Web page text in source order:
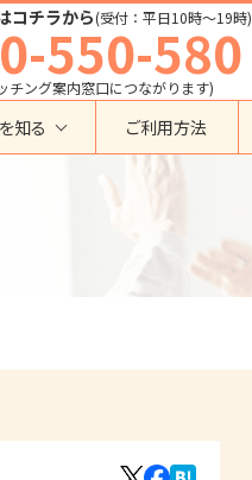
コチラから(受付：平日10時〜19時)
550-580
チング案内窓口につながります)
送・ドライバー
泊
知る ご利用方法